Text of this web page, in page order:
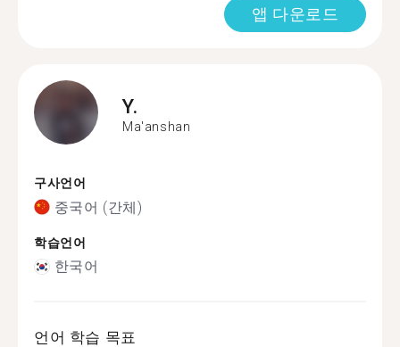
앱 다운로드
Y.
Ma'anshan
구사언어
중국어 (간체)
학습언어
한국어
언어 학습 목표